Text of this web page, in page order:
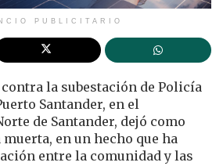
PUBLICITARIO
la subestación de Policía
Santander, en el
de Santander, dejó como
en un hecho que ha
entre la comunidad y las